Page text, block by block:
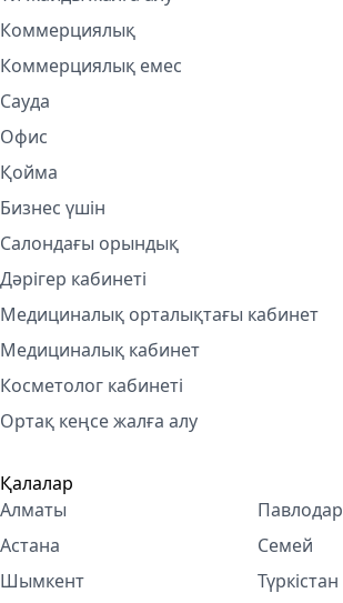
Коммерциялық
Коммерциялық емес
Сауда
Офис
Қойма
Бизнес үшін
Салондағы орындық
Дәрігер кабинеті
Медициналық орталықтағы кабинет
Медициналық кабинет
Косметолог кабинетi
Ортақ кеңсе жалға алу
Қалалар
Алматы
Астана
Шымкент
Павлодар
Семей
Түркістан